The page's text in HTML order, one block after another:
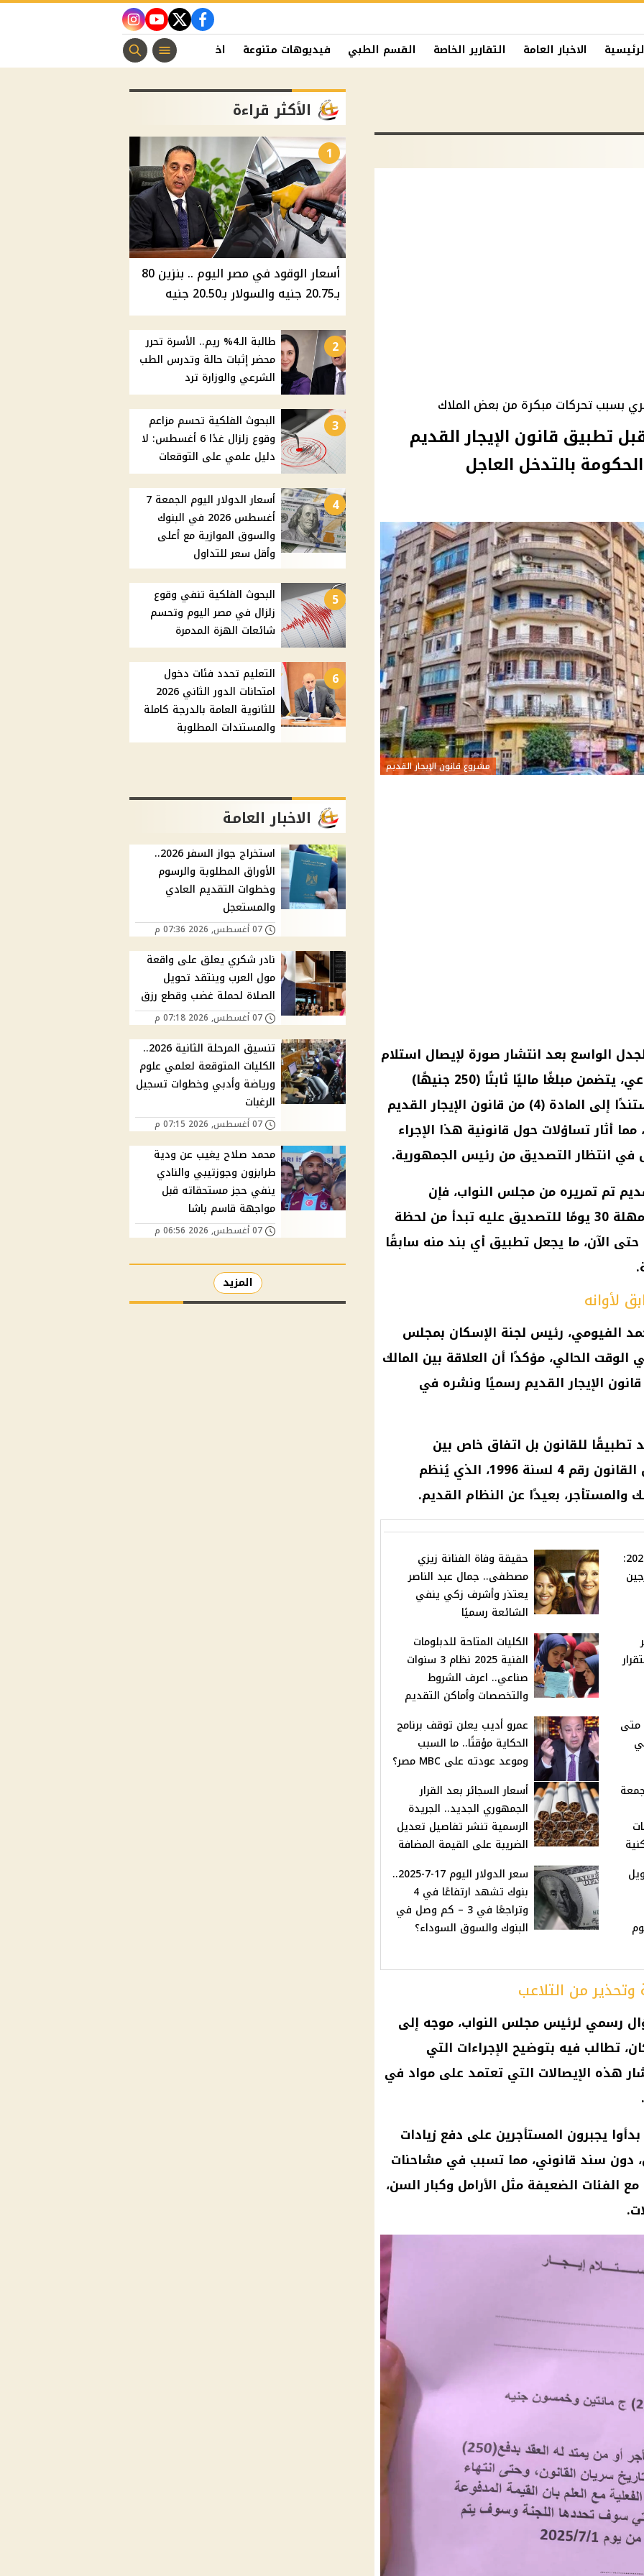
facebook
twitter
youtube
instagram
الاخبار العامة التقارير الخاصة القسم الطبي فيديوهات متنوعة اخبار الفن منوعات مسيحية
بسبب تحركات مبكرة من بعض الملاك
تطبيق قانون الإيجار القديم
بالتدخل العاجل
مشروع قانون الإيجار القديم
الواسع بعد انتشار صورة لإيصال استلام
إيجار على مواقع التواصل الاجتماعي، يتضمن مبلغًا ماليًا ثابتًا (250 جنيهًا)
شهريًا كقيمة إيجارية مؤقتة، مستندًا إلى المادة (4) من قانون الإيجار القديم
أثار تساؤلات حول قانونية هذا الإجراء
في انتظار التصديق من رئيس الجمهورية.
تم تمريره من مجلس النواب، فإن
الدستور يمنح رئيس الجمهورية مهلة 30 يومًا للتصديق عليه تبدأ من لحظة
الآن، ما يجعل تطبيق أي بند منه سابقًا
لأوانه
الفيومي، رئيس لجنة الإسكان بمجلس
الوقت الحالي، مؤكدًا أن العلاقة بين المالك
الإيجار القديم رسميًا ونشره في
للقانون بل اتفاق خاص بين
الطرفين، وفي هذه الحالة يُطبق القانون رقم 4 لسنة 1996، الذي يُنظم
والمستأجر، بعيدًا عن النظام القديم.
توقعات العرافة العمياء 2025:
حقيقة وفاة الفنانة زيزي
مصطفى.. جمال عبد الناصر
يعتذر وأشرف زكي ينفي
الشائعة رسميًا
استقرار
الكليات المتاحة للدبلومات
الفنية 2025 نظام 3 سنوات
صناعي.. اعرف الشروط
والتخصصات وأماكن التقديم
مريم 2025.. متى
عمرو أديب يعلن توقف برنامج
الحكاية مؤقتًا.. ما السبب
وموعد عودته على MBC مصر؟
أسعار السجائر بعد القرار
الجمهوري الجديد.. الجريدة
الرسمية تنشر تفاصيل تعديل
الضريبة على القيمة المضافة
سعر الدولار اليوم 17-7-2025..
بنوك تشهد ارتفاعًا في 4
وتراجعًا في 3 – كم وصل في
البنوك والسوق السوداء؟
من التلاعب
رسمي لرئيس مجلس النواب، موجه إلى
تطالب فيه بتوضيح الإجراءات التي
هذه الإيصالات التي تعتمد على مواد في
يجبرون المستأجرين على دفع زيادات
دون سند قانوني، مما تسبب في مشاحنات
الفئات الضعيفة مثل الأرامل وكبار السن،
الأكثر قراءة
1
أسعار الوقود في مصر اليوم .. بنزين 80
بـ20.75 جنيه والسولار بـ20.50 جنيه
2
طالبة الـ4% ريم.. الأسرة تحرر
محضر إثبات حالة وتدرس الطب
الشرعي والوزارة ترد
3
البحوث الفلكية تحسم مزاعم
وقوع زلزال غدًا 6 أغسطس: لا
دليل علمي على التوقعات
4
أسعار الدولار اليوم الجمعة 7
أغسطس 2026 في البنوك
والسوق الموازية مع أعلى
وأقل سعر للتداول
5
البحوث الفلكية تنفي وقوع
زلزال في مصر اليوم وتحسم
شائعات الهزة المدمرة
6
التعليم تحدد فئات دخول
امتحانات الدور الثاني 2026
للثانوية العامة بالدرجة كاملة
والمستندات المطلوبة
الاخبار العامة
استخراج جواز السفر 2026..
الأوراق المطلوبة والرسوم
وخطوات التقديم العادي
والمستعجل
07 أغسطس, 2026 07:36 م
نادر شكري يعلق على واقعة
مول العرب وينتقد تحويل
الصلاة لحملة غضب وقطع رزق
07 أغسطس, 2026 07:18 م
تنسيق المرحلة الثانية 2026..
الكليات المتوقعة لعلمي علوم
ورياضة وأدبي وخطوات تسجيل
الرغبات
07 أغسطس, 2026 07:15 م
محمد صلاح يغيب عن ودية
طرابزون وجوزتيبي والنادي
ينفي حجز مستحقاته قبل
مواجهة قاسم باشا
07 أغسطس, 2026 06:56 م
المزيد